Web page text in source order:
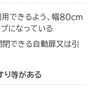
できるよう、幅８０ｃｍ
になっている
できる自動扉又は引
り等がある